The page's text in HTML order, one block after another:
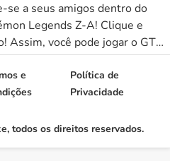
se a seus amigos dentro do
Legends Z-A! Clique e
Assim, você pode jogar o GTA
exclusivo que só você terá.
todos os direitos reservados.
e
Política de
Privacidade